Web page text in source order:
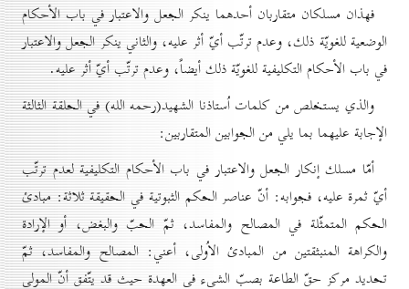
فهذان مسلكان متقاربان أحدهما ينكر الجعل والاعتبار في باب الأحكام
الوضعية للغويّة ذلك، وعدم ترتّب أيّ أثر عليه، والثاني ينكر الجعل والاعتبار
في باب الأحكام التكليفية للغويّة ذلك أيضاً، وعدم ترتّب أيّ أثر عليه.
والذي يستخلص من كلمات اُستاذنا الشهيد(رحمه الله) في الحلقة الثالثة
الإجابة عليهما بما يلي من الجوابين المتقاربين:
أمّا مسلك إنكار الجعل والاعتبار في باب الأحكام التكليفية لعدم ترتّب
أيّ ثمرة عليه، فجوابه: أنّ عناصر الحكم الثبوتية في الحقيقة ثلاثة: مبادئ
الحكم المتمثّلة في المصالح والمفاسد، ثمّ الحبّ والبغض، أو الإرادة
والكراهة المنبثقتين من المبادئ الاُولى، أعني: المصالح والمفاسد، ثمّ
تحديد مركز حقّ الطاعة بصبّ الشيء في العهدة حيث قد يتّفق أنّ المولى